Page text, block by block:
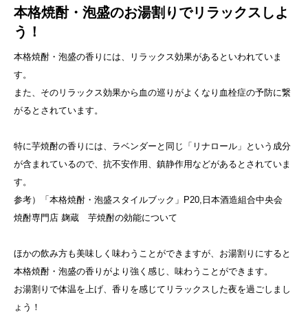
本格焼酎・泡盛のお湯割りでリラックスしよ
う！
本格焼酎・泡盛の香りには、リラックス効果があるといわれていま
す。
また、そのリラックス効果から血の巡りがよくなり血栓症の予防に繋
がるとされています。
特に芋焼酎の香りには、ラベンダーと同じ「リナロール」という成分
が含まれているので、抗不安作用、鎮静作用などがあるとされていま
す。
参考）「本格焼酎・泡盛スタイルブック」P20,日本酒造組合中央会
焼酎専門店 麹蔵 芋焼酎の効能について
ほかの飲み方も美味しく味わうことができますが、お湯割りにすると
本格焼酎・泡盛の香りがより強く感じ、味わうことができます。
お湯割りで体温を上げ、香りを感じてリラックスした夜を過ごしまし
ょう！